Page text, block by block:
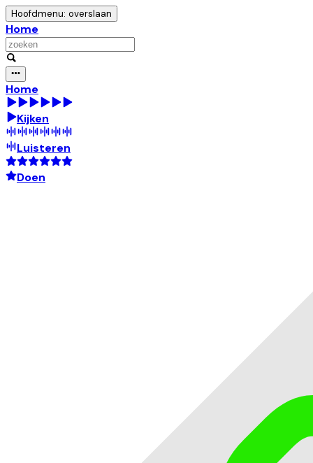
Hoofdmenu: overslaan
Home
Home
Kijken
Luisteren
Doen